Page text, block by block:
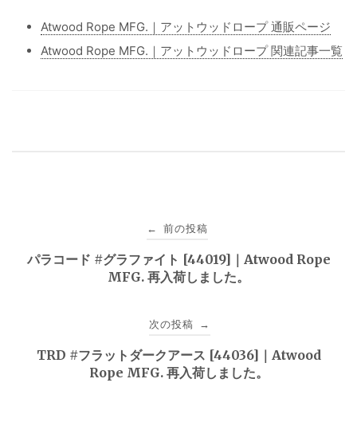
Atwood Rope MFG.｜アットウッドロープ 通販ページ
Atwood Rope MFG.｜アットウッドロープ 関連記事一覧
← 前の投稿
パラコード #グラファイト [44019]｜Atwood Rope
MFG. 再入荷しました。
次の投稿 →
TRD #フラットダークアース [44036]｜Atwood
Rope MFG. 再入荷しました。